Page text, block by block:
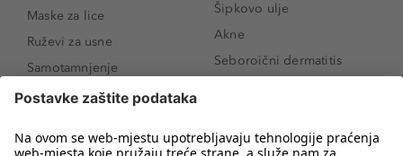
Maske za lice
Ruževi za usne
Samotamnjenje
Puderi
Proizvodi za obrve
Šipkovo ulje
Akne
Seboroični dermatitis
Novo